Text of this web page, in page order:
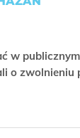
w
o zwolnieniu